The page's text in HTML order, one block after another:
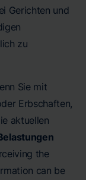
Gerichten und
zu
Sie mit
Erbschaften,
aktuellen
the
can be